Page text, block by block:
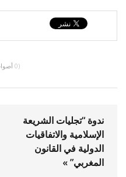
(0 أصوات)
ندوة “تجليات الشريعة
الإسلامية والاتفاقيات
الدولية في القانون
المغربي” »